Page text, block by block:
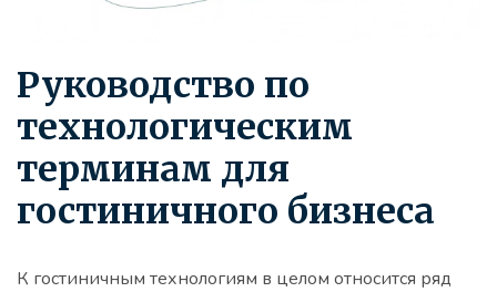
Руководство по
технологическим
терминам для
гостиничного бизнеса
К гостиничным технологиям в целом относится ряд